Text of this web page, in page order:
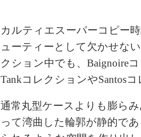
カルティエスーパーコピー
ューティーとして欠かせな
クション中でも、Baignoire
TankコレクションやSantos
通常丸型ケースよりも膨ら
って湾曲した輪郭が静的で